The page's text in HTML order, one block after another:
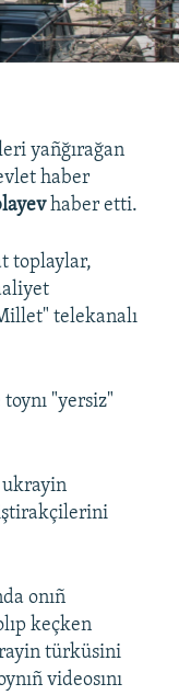
yañğırağan
haber
haber etti.
toplaylar,
telekanalı
"yersiz"
ukrayin
iştirakçilerini
onıñ
keçken
türküsini
videosını